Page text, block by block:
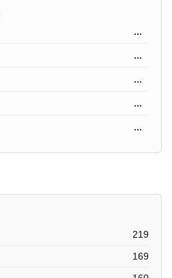
...
...
...
...
...
219
169